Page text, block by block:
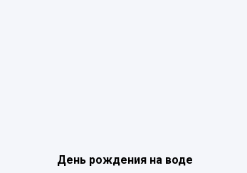
День рождения на воде